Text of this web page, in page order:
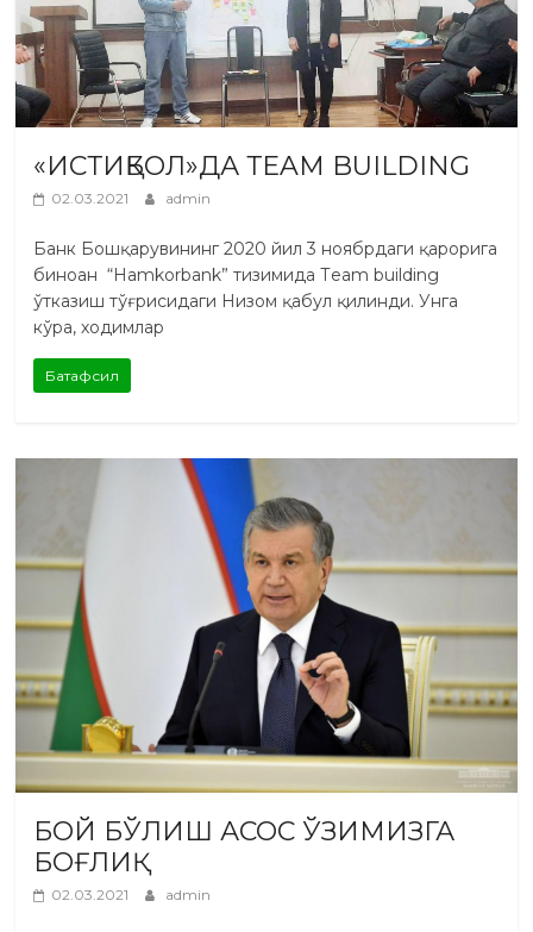
«ИСТИҚБОЛ»ДА ТEAM BUILDING
02.03.2021 admin
Банк Бошқарувининг 2020 йил 3 ноябрдаги қарорига
биноан “Hamkorbank” тизимида Тeam building
ўтказиш тўғрисидаги Низом қабул қилинди. Унга
кўра, ходимлар
Батафсил
БОЙ БЎЛИШ АСОС ЎЗИМИЗГА
БОҒЛИҚ
02.03.2021 admin